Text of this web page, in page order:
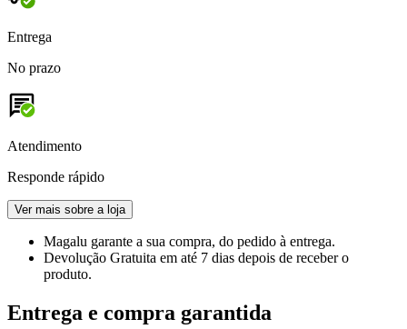
Entrega
No prazo
Atendimento
Responde rápido
Ver mais sobre a loja
Magalu garante a sua compra, do pedido à entrega.
Devolução Gratuita em até 7 dias depois de receber o
produto.
Entrega e compra garantida